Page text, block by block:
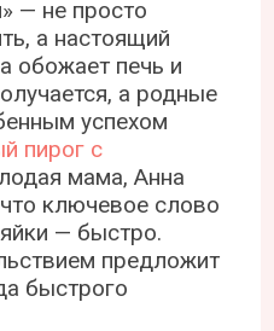
— не просто
а настоящий
обожает печь и
а родные
успехом
пирог с
мама, Анна
ключевое слово
— быстро.
предложит
быстрого